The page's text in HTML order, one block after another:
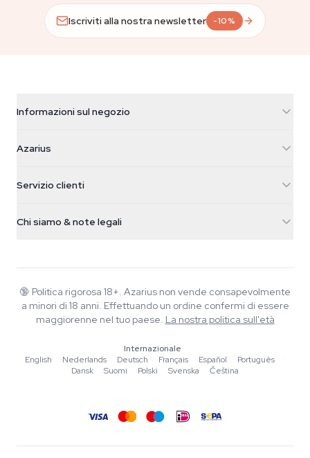
Iscriviti alla nostra newsletter -10%
Informazioni sul negozio
Galvaniweg 11
Nederland
+31(0)204897914
Azarius
Smokeshop
Servizio clienti
FAQ
Informativa sulla privacy
Chi siamo & note legali
Wiki
Blog
Musica
Linee guida editoriali
Strumenti e Calcolatori
🔞 Politica rigorosa 18+. Azarius non vende consapevolmente
a minori di 18 anni. Effettuando un ordine confermi di essere
maggiorenne nel tuo paese. La nostra politica sull'età
Internazionale
English
·Nederlands ·Deutsch ·Français ·Español ·Português
·
Dansk
·Suomi ·Polski ·Svenska ·Čeština